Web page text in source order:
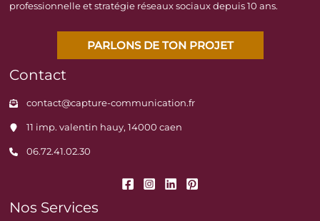
professionnelle et stratégie réseaux sociaux depuis 10 ans.
PARLONS DE TON PROJET
Contact
contact@capture-communication.fr
11 imp. valentin hauy, 14000 caen
06.72.41.02.30
Nos Services